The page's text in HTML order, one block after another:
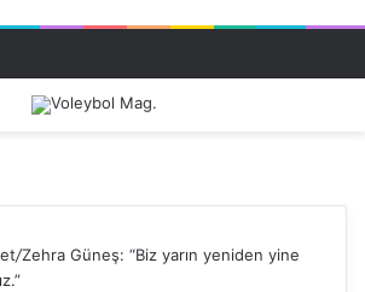
/Zehra Güneş: “Biz yarın yeniden yine